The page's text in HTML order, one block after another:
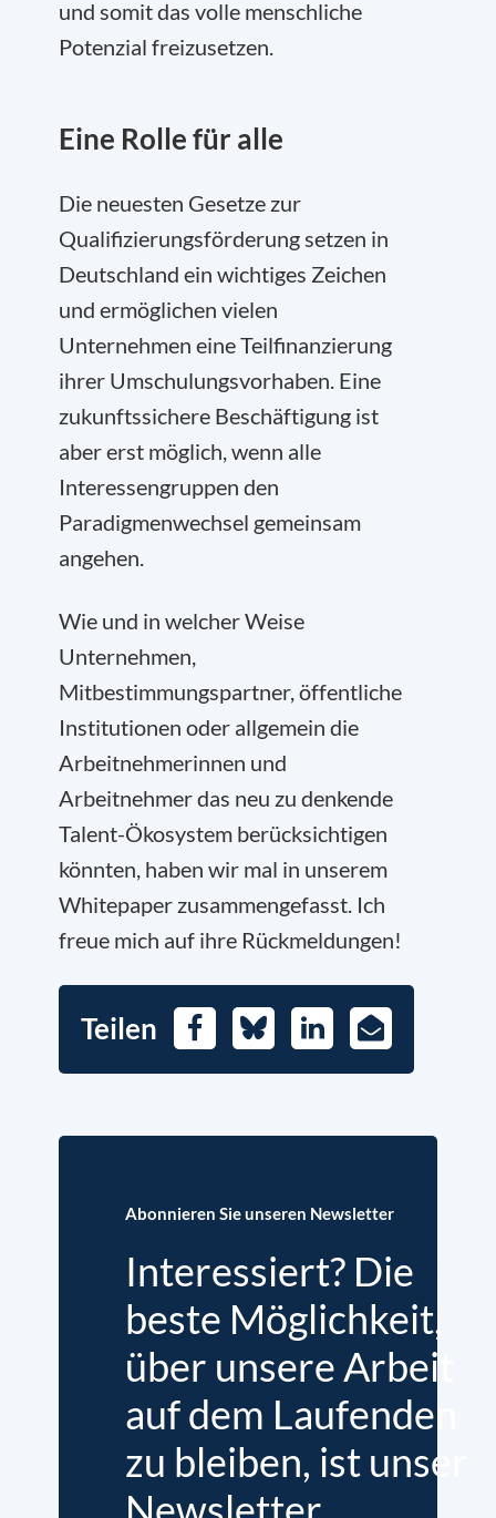
und somit das volle menschliche
Potenzial freizusetzen.
Eine Rolle für alle
Die neuesten Gesetze zur
Qualifizierungsförderung setzen in
Deutschland ein wichtiges Zeichen
und ermöglichen vielen
Unternehmen eine Teilfinanzierung
ihrer Umschulungsvorhaben. Eine
zukunftssichere Beschäftigung ist
aber erst möglich, wenn alle
Interessengruppen den
Paradigmenwechsel gemeinsam
angehen.
Wie und in welcher Weise
Unternehmen,
Mitbestimmungspartner, öffentliche
Institutionen oder allgemein die
Arbeitnehmerinnen und
Arbeitnehmer das neu zu denkende
Talent-Ökosystem berücksichtigen
könnten, haben wir mal in unserem
Whitepaper zusammengefasst. Ich
freue mich auf ihre Rückmeldungen!
Teilen FacebookBlueskyLinkedIn
E-
Mail
Abonnieren Sie unseren Newsletter
Interessiert? Die
beste Möglichkeit,
über unsere Arbeit
auf dem Laufenden
zu bleiben, ist unser